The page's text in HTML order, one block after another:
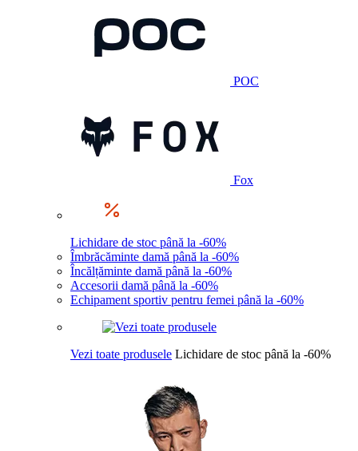
POC
Fox
Lichidare de stoc până la -60%
Îmbrăcăminte damă până la -60%
Încălțăminte damă până la -60%
Accesorii damă până la -60%
Echipament sportiv pentru femei până la -60%
Vezi toate produsele Lichidare de stoc până la -60%